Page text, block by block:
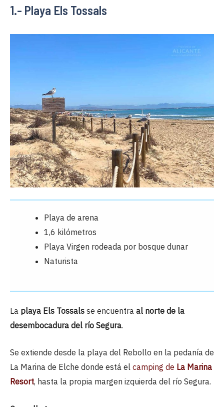
1.- Playa Els Tossals
Playa de arena
1,6 kilómetros
Playa Virgen rodeada por bosque dunar
Naturista
La playa Els Tossals se encuentra al norte de la
desembocadura del río Segura.
Se extiende desde la playa del Rebollo en la pedanía de
La Marina de Elche donde está el camping de La Marina
Resort, hasta la propia margen izquierda del río Segura.